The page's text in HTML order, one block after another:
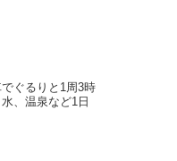
ぐるりと1周3時
、温泉など1日